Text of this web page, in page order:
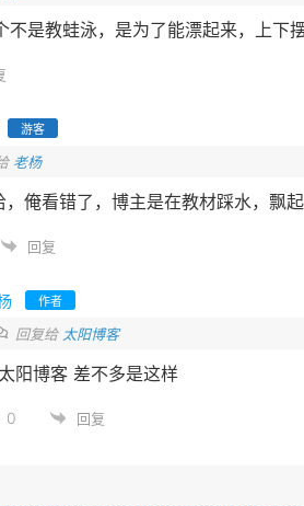
不是教蛙泳，是为了能漂起来，上下
游客
老杨
，俺看错了，博主是在教材踩水，飘起
回复
作者
回复给 太阳博客
阳博客差不多是这样
0 回复